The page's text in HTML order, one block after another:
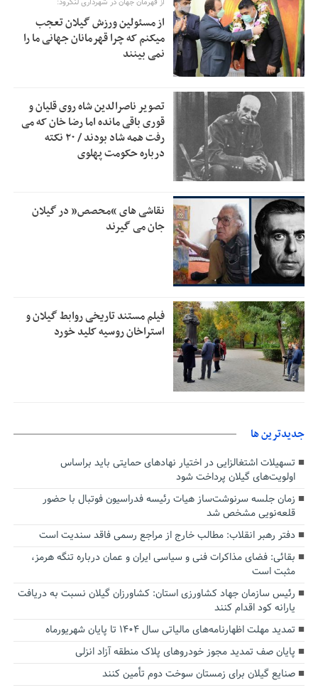
نمی‌افتد
12:00 بانک مرکزی: تعهدات ارزی منقضی شده رسیدگی می شوند
11:11
نایب رئیس هیات مرکزی نظارت بر انتخابات شوراها: انتخابات در
پاییز برگزار می‌شود
10:15
خسرو سینایی، «فیلمسازی یک حرفه نیست، یک نوع
زندگیست»
ترقی: سیاست خارجی پس از جنگ نیازمند بازنگری است
9:30
خدمات درمانی
9:30 مهاجرانی: کشور با همبستگی ملی از دشواری‌های جنگ گذر کرد
از مسئولین ورزش گیلان تعجب
میکنم که چرا قهرمانان جهانی ما را
نمی بینند
تصویر ناصرالدین شاه روی قلیان و
قوری باقی مانده اما رضا خان که می
رفت همه شاد بودند / ۲۰ نکته
درباره حکومت پهلوی
نقاشی های “محصص” در گیلان
جان می گیرند
فیلم مستند تاریخی روابط گیلان و
استراخان روسیه کلید خورد
جديدترين ها
تسهیلات اشتغالزایی در اختیار نهادهای حمایتی باید براساس
اولویت‌های گیلان پرداخت شود
زمان جلسه سرنوشت‌ساز هیات رئیسه فدراسیون فوتبال با حضور
قلعه‌نویی مشخص شد
دفتر رهبر انقلاب: مطالب خارج از مراجع رسمی فاقد سندیت است
بقائی: فضای مذاکرات فنی و سیاسی ایران و عمان درباره تنگه هرمز،
مثبت است
رئیس سازمان جهاد کشاورزی استان: کشاورزان گیلان نسبت به دریافت
یارانه کود اقدام کنند
تمدید مهلت اظهارنامه‌های مالیاتی سال ۱۴۰۴ تا پایان شهریورماه
پایان صف تمدید مجوز خودروهای پلاک منطقه آزاد انزلی
صنایع گیلان برای زمستان سوخت دوم تأمین کنند